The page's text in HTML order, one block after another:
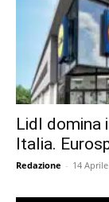
Lidl domina
Italia.
Redazione - 14